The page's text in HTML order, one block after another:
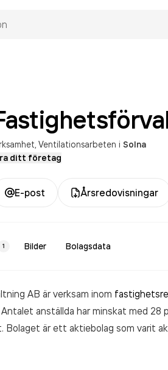
Ventilationsarbeten i Solna
ditt företag
E-post Årsredovisningar
1 Bilder Bolagsdata
AB är verksam inom
anställda har minskat med 28
Bolaget är ett aktiebolag som varit